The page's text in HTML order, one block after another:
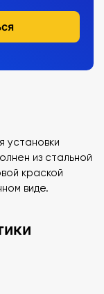
установки
из стальной
краской
виде.